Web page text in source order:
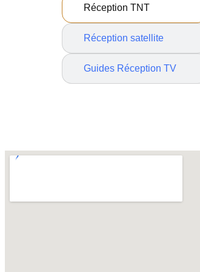
Réception TNT
Réception satellite
Guides Réception TV